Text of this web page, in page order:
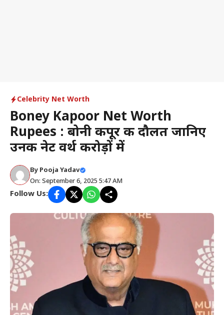
Celebrity Net Worth
Boney Kapoor Net Worth
Rupees : बोनी कपूर की दौलत जानिए
उनकी नेट वर्थ करोड़ों में
By Pooja Yadav
On: September 6, 2025 5:47 AM
Follow Us: